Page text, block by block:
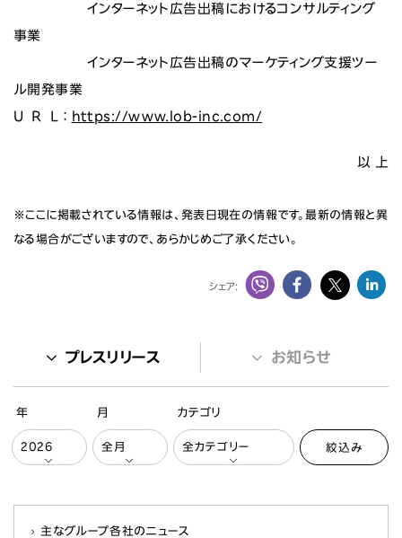
インターネット広告出稿におけるコンサルティング
事業
インターネット広告出稿のマーケティング支援ツー
ル開発事業
U R L ： https://www.lob-inc.com/
以 上
※ここに掲載されている情報は、発表日現在の情報です。最新の情報と異
なる場合がございますので、あらかじめご了承ください。
シェア:
プレスリリース お知らせ
年 月 カテゴリ
絞込み
主なグループ各社のニュース